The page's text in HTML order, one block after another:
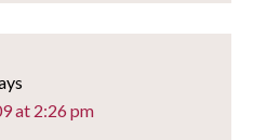
at 2:26 pm